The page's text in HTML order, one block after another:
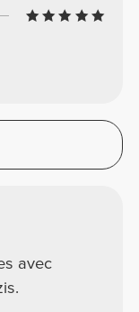
avec